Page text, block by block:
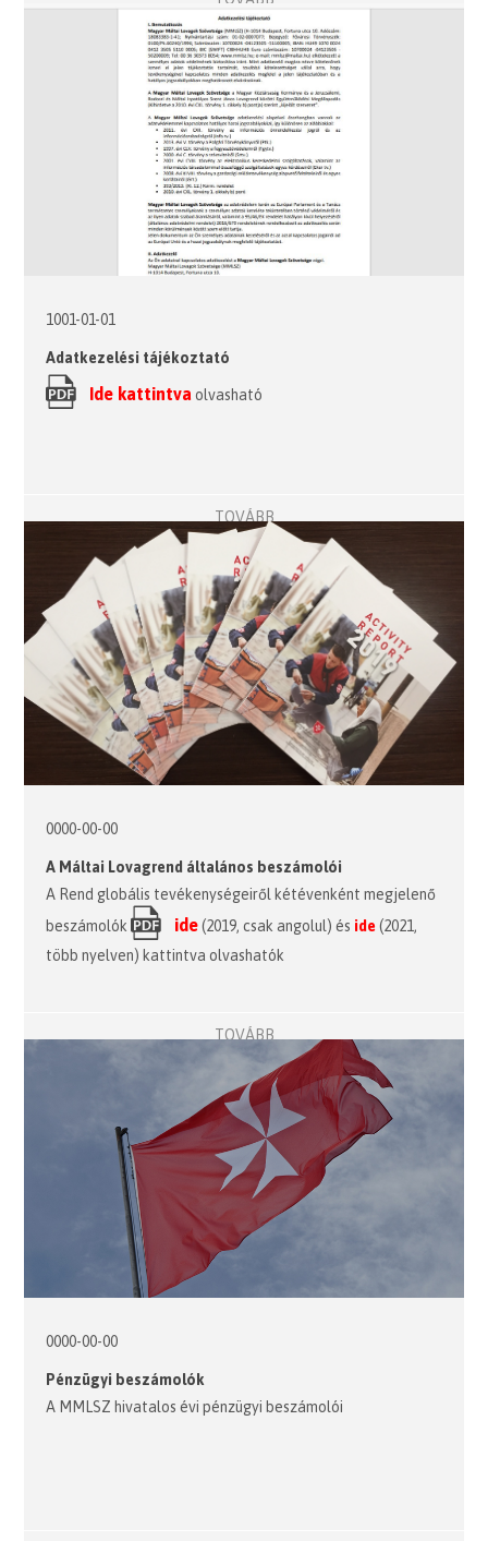
1001-01-01
Adatkezelési tájékoztató
Ide kattintva olvasható
TOVÁBB
0000-00-00
A Máltai Lovagrend általános beszámolói
A Rend globális tevékenységeiről kétévenként megjelenő
beszámolók
ide(2019, csak angolul) és ide(2021,
több nyelven) kattintva olvashatók
TOVÁBB
0000-00-00
Pénzügyi beszámolók
A MMLSZ hivatalos évi pénzügyi beszámolói